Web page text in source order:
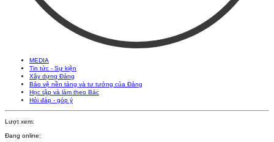
MEDIA
Tin tức - Sự kiện
Xây dựng Đảng
Bảo vệ nền tảng và tư tưởng của Đảng
Học tập và làm theo Bác
Hỏi đáp - góp ý
Lượt xem:
Đang online: